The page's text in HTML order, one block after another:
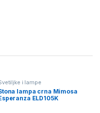
i lampe
lampa crna Mimosa
ELD105K